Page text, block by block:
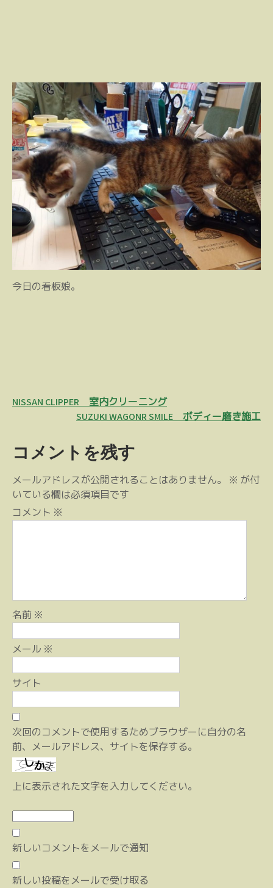
今日の看板娘。
投
ビ
ゲ
ー
シ
NISSAN CLIPPER 室内クリーニング
SUZUKI WAGONR SMILE ボディー磨き施工
コメントを残す
メールアドレスが公開されることはありません。 ※ が付
いている欄は必須項目です
コメント ※
名前 ※
メール ※
サイト
次回のコメントで使用するためブラウザーに自分の名
前、メールアドレス、サイトを保存する。
上に表示された文字を入力してください。
新しいコメントをメールで通知
新しい投稿をメールで受け取る